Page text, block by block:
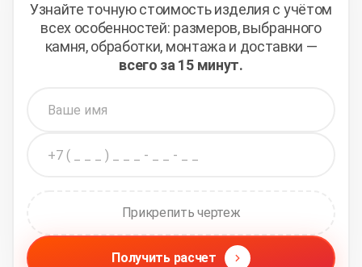
Узнайте точную стоимость изделия с учётом
всех особенностей: размеров, выбранного
камня, обработки, монтажа и доставки —
всего за 15 минут.
Прикрепить чертеж
Получить расчет